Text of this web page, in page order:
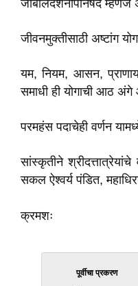
जाबालदर्शनोपनिषद
जीवनमुक्तीसाठी अष्टांग
यम, नियम, आसन,
समाधी ही योगाची आठ
परमहंस पदाचेही वर्णन
सांस्कृतीने
सकल ऐश्वर्य पंडित,
क्रमशः
पूर्वीचा प्रकरण